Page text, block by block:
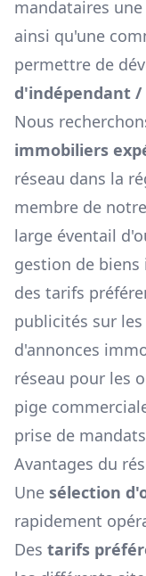
mandataires
ainsi qu'une
permettre de
d'indépendant
Nous
immobiliers
réseau dans la
membre de
large éventail
gestion de
des tarifs
publicités sur
d'annonces
réseau pour les
pige
prise de
Avantages du
Une sélection
rapidement
Des tarifs